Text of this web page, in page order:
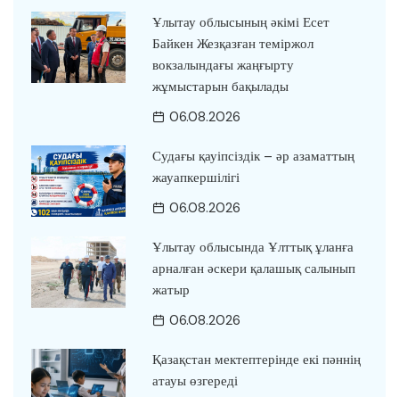
Ұлытау облысының әкімі Есет
Байкен Жезқазған теміржол
вокзалындағы жаңғырту
жұмыстарын бақылады
06.08.2026
Судағы қауіпсіздік – әр азаматтың
жауапкершілігі
06.08.2026
Ұлытау облысында Ұлттық ұланға
арналған әскери қалашық салынып
жатыр
06.08.2026
Қазақстан мектептерінде екі пәннің
атауы өзгереді